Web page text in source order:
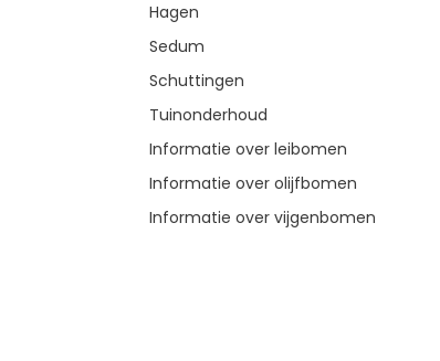
Hagen
Sedum
Schuttingen
Tuinonderhoud
Informatie over leibomen
Informatie over olijfbomen
Informatie over vijgenbomen